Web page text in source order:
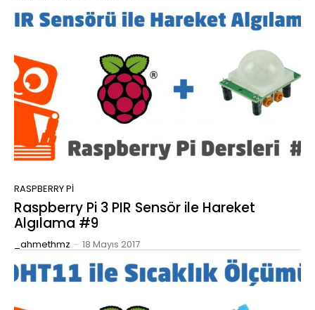
RASPBERRY PI
Raspberry Pi 3 PIR Sensör ile Hareket
Algılama #9
_ahmethmz - 18 Mayıs 2017